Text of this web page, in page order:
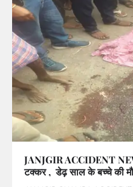
JANJGIR ACCIDENT
टक्कर , डेढ़ साल के बच्चे की